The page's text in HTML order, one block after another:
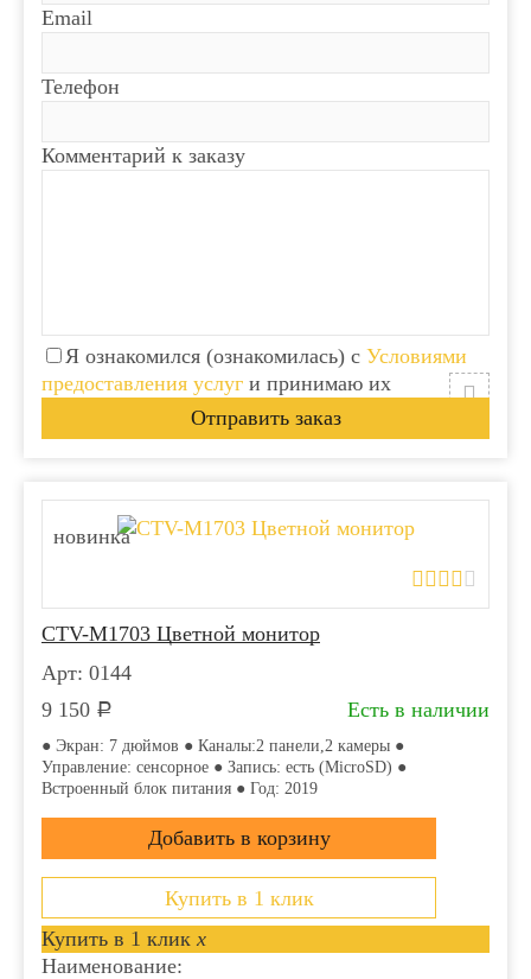
Email
Телефон
Комментарий к заказу
Я ознакомился (ознакомилась) с Условиями
предоставления услуг и принимаю их
новинка
CTV-M1703 Цветной монитор
Арт: 0144
9 150 Р Есть в наличии
● Экран: 7 дюймов ● Каналы:2 панели,2 камеры ●
Управление: сенсорное ● Запись: есть (MicroSD) ●
Встроенный блок питания ● Год: 2019
Купить в 1 клик
Купить в 1 клик x
Наименование: